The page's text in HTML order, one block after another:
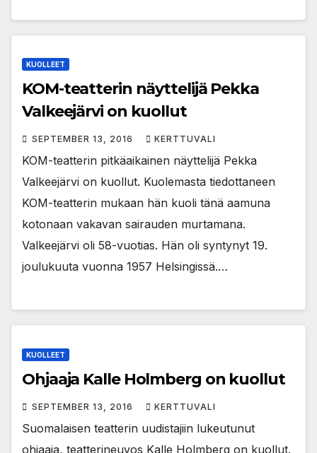
KUOLLEET
KOM-teatterin näyttelijä Pekka
Valkeejärvi on kuollut
SEPTEMBER 13, 2016 KERTTUVALI
KOM-teatterin pitkäaikainen näyttelijä Pekka
Valkeejärvi on kuollut. Kuolemasta tiedottaneen
KOM-teatterin mukaan hän kuoli tänä aamuna
kotonaan vakavan sairauden murtamana.
Valkeejärvi oli 58-vuotias. Hän oli syntynyt 19.
joulukuuta vuonna 1957 Helsingissä.…
KUOLLEET
Ohjaaja Kalle Holmberg on kuollut
SEPTEMBER 13, 2016 KERTTUVALI
Suomalaisen teatterin uudistajiin lukeutunut
ohjaaja, teatterineuvos Kalle Holmberg on kuollut.